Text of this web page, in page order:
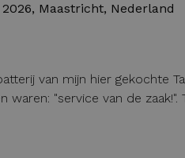
Maastricht, Nederland
van mijn hier gekochte
waren: "service van de zaak!".